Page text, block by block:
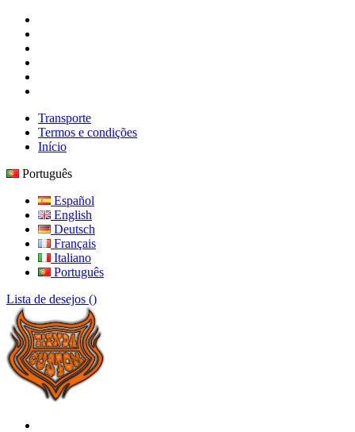
Transporte
Termos e condições
Início
Português
Español
English
Deutsch
Français
Italiano
Português
Lista de desejos ()